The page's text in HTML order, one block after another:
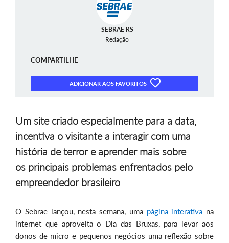
SEBRAE RS
Redação
COMPARTILHE
ADICIONAR AOS FAVORITOS
Um site criado especialmente para a data,
incentiva o visitante a interagir com uma
história de terror e aprender mais sobre
os principais problemas enfrentados pelo
empreendedor brasileiro
O Sebrae lançou, nesta semana, uma página interativa na
internet que aproveita o Dia das Bruxas, para levar aos
donos de micro e pequenos negócios uma reflexão sobre